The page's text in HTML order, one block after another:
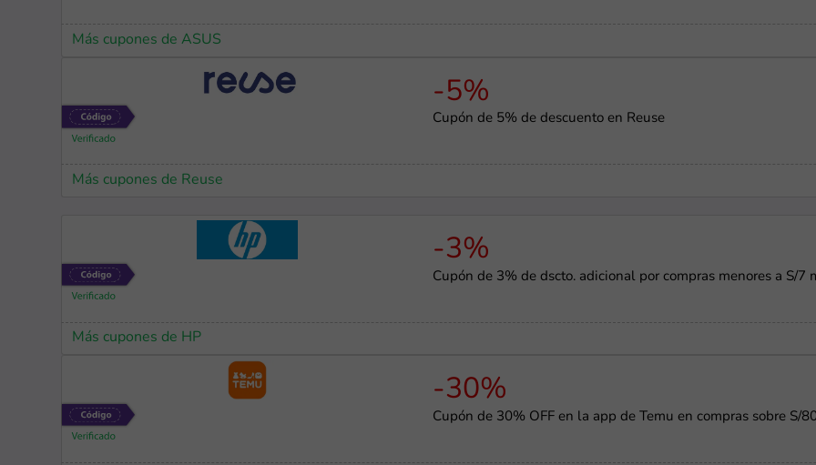
Más cupones de ASUS
-5%
Cupón de 5% de descuento en Reuse
Más cupones de Reuse
-3%
Cupón de 3% de dscto. adicional por compras menores a S/7
Más cupones de HP
-30%
Cupón de 30% OFF en la app de Temu en compras sobre S/